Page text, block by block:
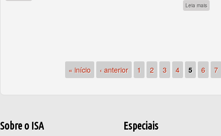
Leia mais
« início ‹ anterior 1 2 3 4 5 6 7
Sobre o ISA Especiais